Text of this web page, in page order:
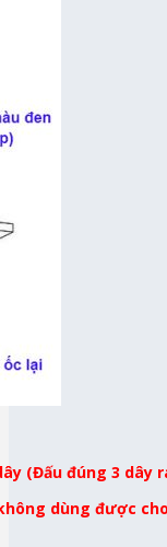
(Đấu đúng 3 dây
dùng được